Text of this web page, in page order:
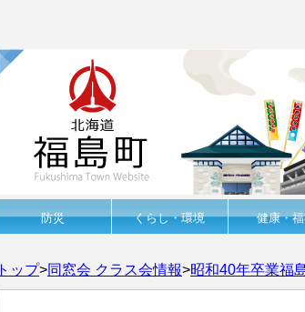
防災 くらし・環境 健康・
トップ>同窓会 クラス会情報>昭和40年卒業福